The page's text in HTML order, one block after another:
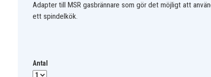
Adapter till MSR gasbrännare som gör det möjligt att
ett spindelkök.
Antal